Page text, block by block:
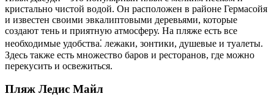
кристально чистой водой. Он расположен в районе Гермасойя
и известен своими эвкалиптовыми деревьями, которые
создают тень и приятную атмосферу. На пляже есть все
необходимые удобства⁚ лежаки, зонтики, душевые и туалеты.
Здесь также есть множество баров и ресторанов, где можно
перекусить и освежиться.
Пляж Ледис Майл